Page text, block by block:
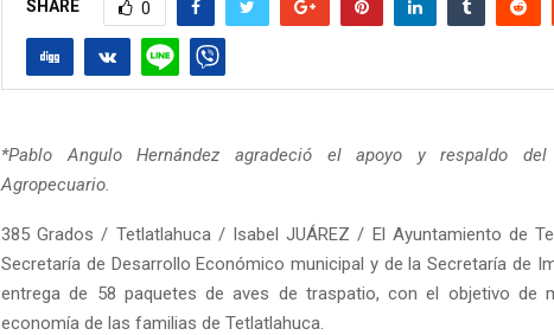
SHARE 0
*Pablo Angulo Hernández agradeció el apoyo y respaldo
Agropecuario.
385 Grados / Tetlatlahuca / Isabel JUÁREZ / El Ayuntamiento de
Secretaría de Desarrollo Económico municipal y de la Secretaría de
entrega de 58 paquetes de aves de traspatio, con el objetivo de
economía de las familias de Tetlatlahuca.